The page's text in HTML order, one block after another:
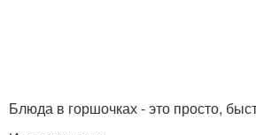
Блюда в горшочках - это просто,